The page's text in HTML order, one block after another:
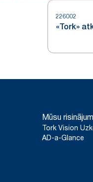
226002
«Tork»
Mūsu
Tork Vision
AD-a-Glance